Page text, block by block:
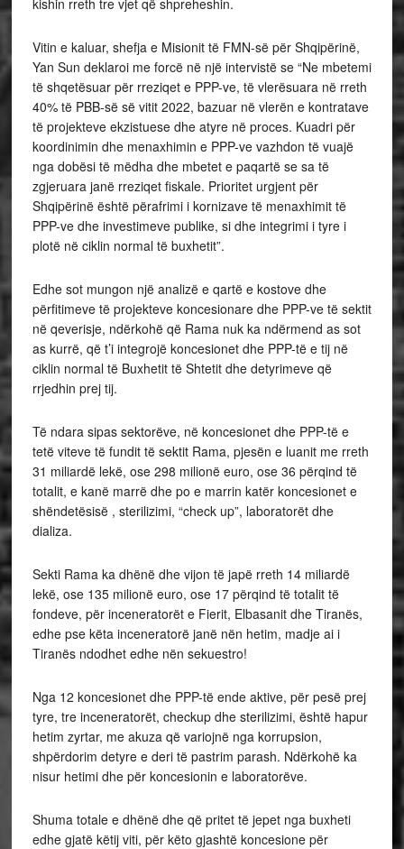
Vitin e kaluar, shefja e Misionit të FMN-së për Shqipërinë,
Yan Sun deklaroi me forcë në një intervistë se “Ne mbetemi
të shqetësuar për rreziqet e PPP-ve, të vlerësuara në rreth
40% të PBB-së së vitit 2022, bazuar në vlerën e kontratave
të projekteve ekzistuese dhe atyre në proces. Kuadri për
koordinimin dhe menaxhimin e PPP-ve vazhdon të vuajë
nga dobësi të mëdha dhe mbetet e paqartë se sa të
zgjeruara janë rreziqet fiskale. Prioritet urgjent për
Shqipërinë është përafrimi i kornizave të menaxhimit të
PPP-ve dhe investimeve publike, si dhe integrimi i tyre i
plotë në ciklin normal të buxhetit”.
Edhe sot mungon një analizë e qartë e kostove dhe
përfitimeve të projekteve koncesionare dhe PPP-ve të sektit
në qeverisje, ndërkohë që Rama nuk ka ndërmend as sot
as kurrë, që t’i integrojë koncesionet dhe PPP-të e tij në
ciklin normal të Buxhetit të Shtetit dhe detyrimeve që
rrjedhin prej tij.
Të ndara sipas sektorëve, në koncesionet dhe PPP-të e
tetë viteve të fundit të sektit Rama, pjesën e luanit me rreth
31 miliardë lekë, ose 298 milionë euro, ose 36 përqind të
totalit, e kanë marrë dhe po e marrin katër koncesionet e
shëndetësisë , sterilizimi, “check up”, laboratorët dhe
dializa.
Sekti Rama ka dhënë dhe vijon të japë rreth 14 miliardë
lekë, ose 135 milionë euro, ose 17 përqind të totalit të
fondeve, për inceneratorët e Fierit, Elbasanit dhe Tiranës,
edhe pse këta inceneratorë janë nën hetim, madje ai i
Tiranës ndodhet edhe nën sekuestro!
Nga 12 koncesionet dhe PPP-të ende aktive, për pesë prej
tyre, tre inceneratorët, checkup dhe sterilizimi, është hapur
hetim zyrtar, me akuza që variojnë nga korrupsion,
shpërdorim detyre e deri të pastrim parash. Ndërkohë ka
nisur hetimi dhe për koncesionin e laboratorëve.
Shuma totale e dhënë dhe që pritet të jepet nga buxheti
edhe gjatë këtij viti, për këto gjashtë koncesione për